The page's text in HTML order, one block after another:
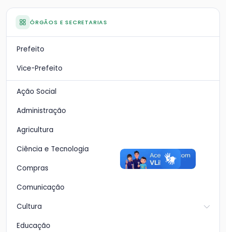
ÓRGÃOS E SECRETARIAS
Prefeito
Vice-Prefeito
Ação Social
Administração
Agricultura
Ciência e Tecnologia
Compras
Comunicação
Cultura
Educação